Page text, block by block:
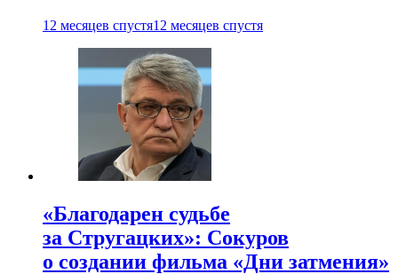
12 месяцев спустя12 месяцев спустя
«Благодарен судьбе
за Стругацких»: Сокуров
о создании фильма «Дни затмения»